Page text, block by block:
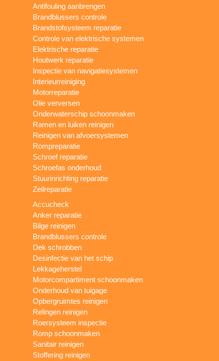
Antifouling aanbrengen
Brandblussers controle
Brandstofsysteem reparatie
Controle van elektrische systemen
Elektrische reparatie
Houtwerk reparatie
Inspectie van navigatiesystemen
Interieurreiniging
Motorreparatie
Olie verversen
Onderwaterschip schoonmaken
Ramen en luiken reinigen
Reinigen van afvoersystemen
Rompreparatie
Schroef reparatie
Schroefas onderhoud
Stuurinrichting reparatie
Zeilreparatie
Accucheck
Anker reparatie
Bilge reinigen
Brandblussers controle
Dek schrobben
Desinfectie van het schip
Lekkageherstel
Motorcompartiment schoonmaken
Onderhoud van tuigage
Opbergruimtes reinigen
Relingen reinigen
Roersysteem inspectie
Romp schoonmaken
Sanitair reinigen
Stoffering reinigen